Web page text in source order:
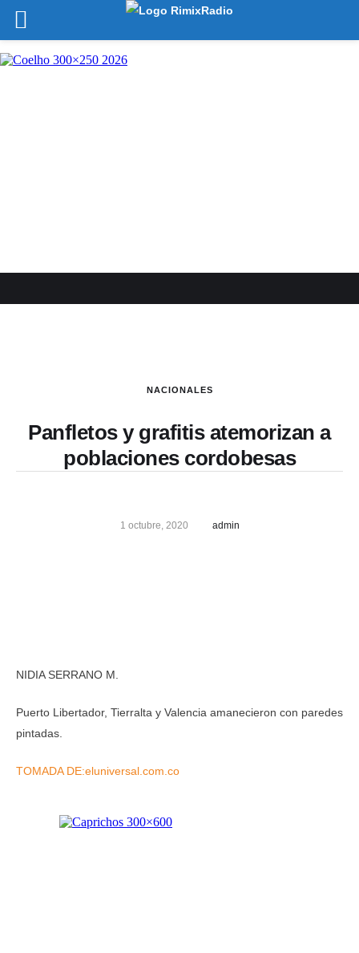
NACIONALES
Panfletos y grafitis atemorizan a
poblaciones cordobesas
1 octubre, 2020 admin
NIDIA SERRANO M.
Puerto Libertador, Tierralta y Valencia amanecieron con paredes
pintadas.
TOMADA DE:eluniversal.com.co